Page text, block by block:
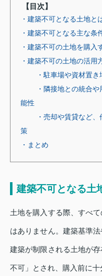
【目次】
・建築不可となる土地と
・建築不可となる主な条
・建築不可の土地を購入
・建築不可の土地の活用
・駐車場や資材置
・隣接地との統合
能性
・売却や賃貸など
策
・まとめ
建築不可となる土
土地を購入する際、すべ
はありません。建築基準
建築が制限される土地が
不可」とされ、購入前に十